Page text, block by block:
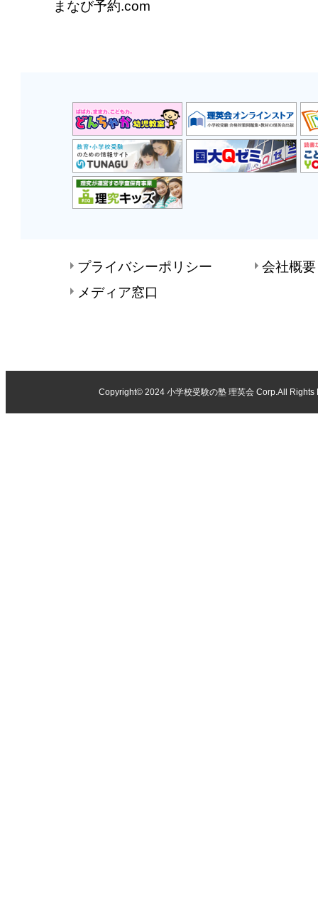
まなび予約.com
プライバシーポリシー
会社概要
メディア窓口
Copyright© 2024 小学校受験の塾 理英会Corp.All Rights